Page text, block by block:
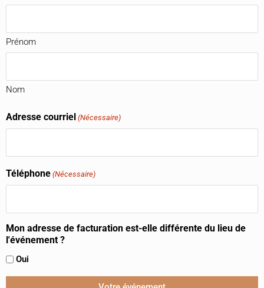
Prénom
Nom
Adresse courriel (Nécessaire)
Téléphone (Nécessaire)
Mon adresse de facturation est-elle différente du lieu de
l'événement ?
Oui
oblique